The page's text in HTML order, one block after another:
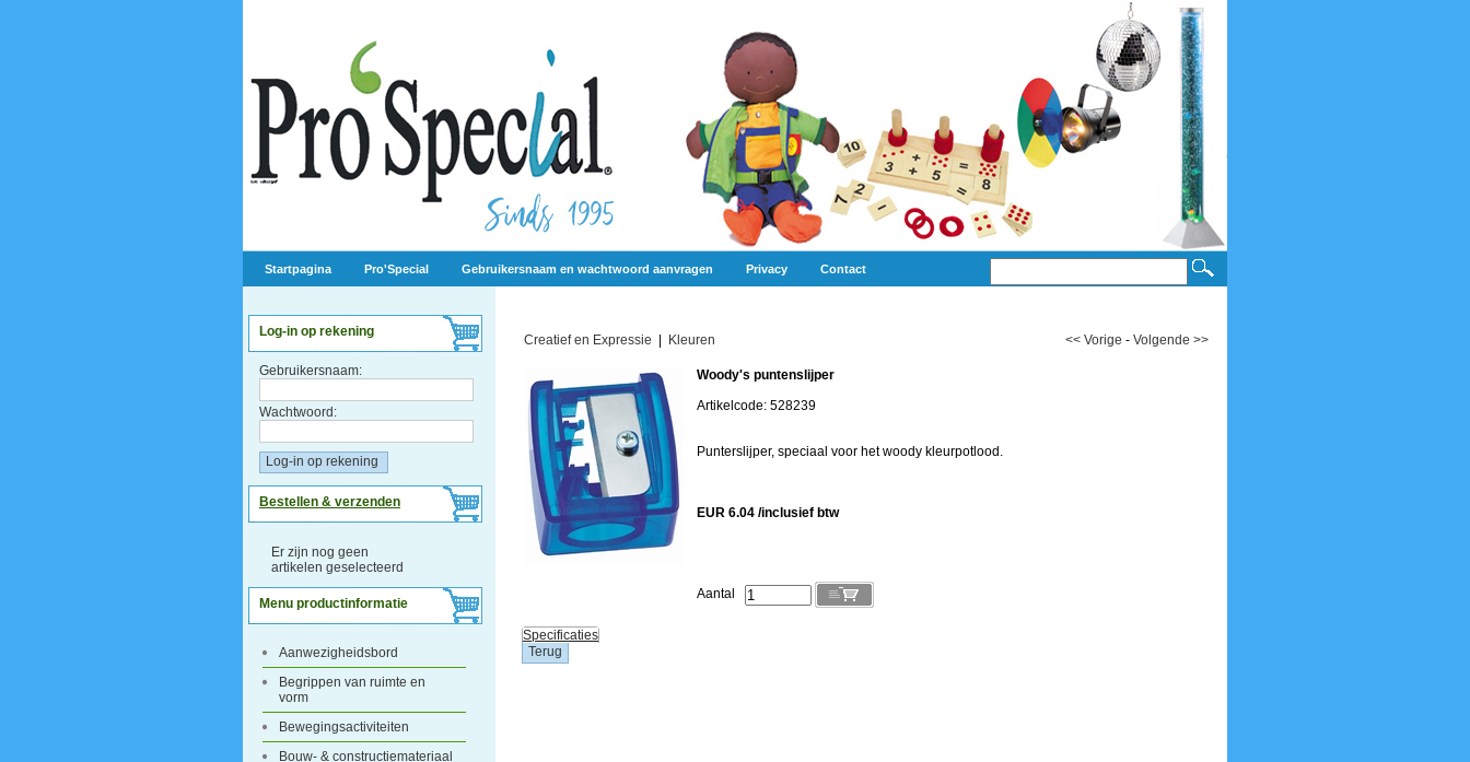
Startpagina Pro'Special Gebruikersnaam en wachtwoord aanvragen Privacy Contact
Log-in op rekening
Gebruikersnaam:
Wachtwoord:
Bestellen & verzenden
Er zijn nog geen
artikelen geselecteerd
Menu productinformatie
Aanwezigheidsbord
Begrippen van ruimte en
vorm
Bewegingsactiviteiten
Bouw- & constructiemateriaal
Creatief en Expressie Kleuren << Vorige - Volgende >>
Woody's puntenslijper
Artikelcode: 528239
Punterslijper, speciaal voor het woody kleurpotlood.
EUR 6.04 /inclusief btw
Aantal
Specificaties